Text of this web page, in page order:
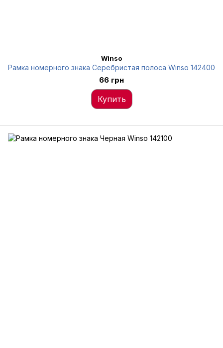
Winso
Рамка номерного знака Серебристая полоса Winso 142400
66 грн
Купить